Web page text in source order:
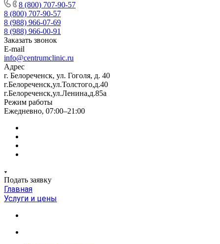
8 (800) 707-90-57
8 (800) 707-90-57
8 (988) 966-07-69
8 (988) 966-00-91
Заказать звонок
E-mail
info@centrumclinic.ru
Адрес
г. Белореченск, ул. Гоголя, д. 40
г.Белореченск,ул.Толстого,д.40
г.Белореченск,ул.Ленина,д.85а
Режим работы
Ежедневно, 07:00–21:00
Подать заявку
Главная
Услуги и цены